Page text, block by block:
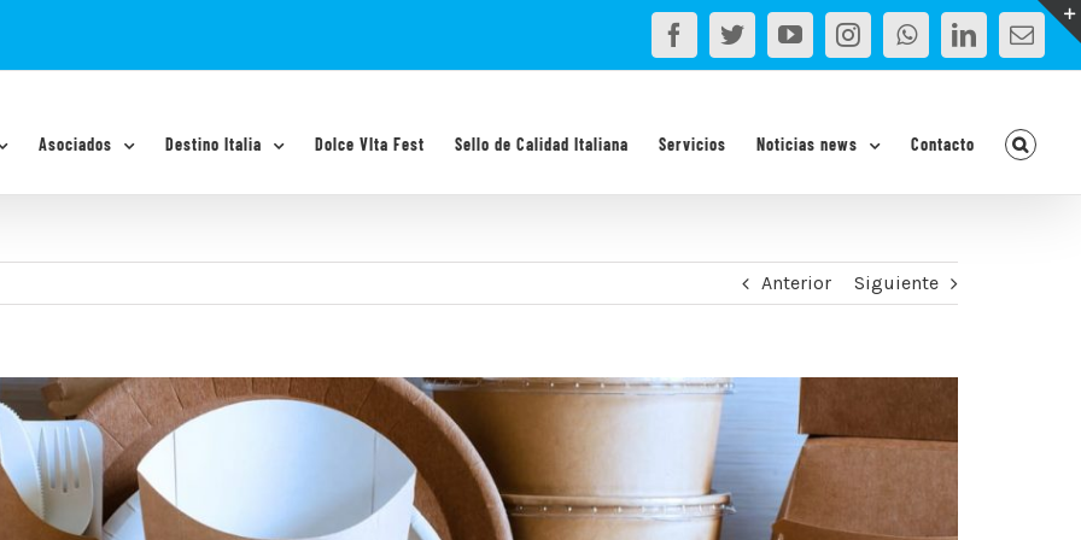
Facebook
TwitterYouTubeInstagramWhatsAppLinkedIn
Asociados Destino Italia Dolce VIta Fest Sello de Calidad Italiana Servicios Noticias news Contacto
Anterior Siguiente